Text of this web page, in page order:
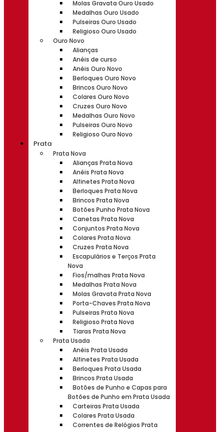
Molas Gravata Ouro Usado
Medalhas Ouro Usado
Pulseiras Ouro Usado
Religioso Ouro Usado
Ouro Novo
Alianças
Anéis de curso
Anéis Ouro Novo
Berloques Ouro Novo
Brincos Ouro Novo
Colares Ouro Novo
Cruzes Ouro Novo
Medalhas Ouro Novo
Pulseiras Ouro Novo
Religioso Ouro Novo
Prata
Prata Nova
Alianças Prata Nova
Anéis Prata Nova
Alfinetes Prata Nova
Berloques Prata Nova
Brincos Prata Nova
Botões Punho Prata Nova
Canetas Prata Nova
Conjuntos Prata Nova
Colares Prata Nova
Cruzes Prata Nova
Escapulários e Terços Prata
Nova
Fios/malhas Prata Nova
Medalhas Prata Nova
Molas Gravata Prata Nova
Porta-Chaves Prata Nova
Pulseiras Prata Nova
Religioso Prata Nova
Tiaras Prata Nova
Prata Usada
Anéis Prata Usada
Alfinetes Prata Usada
Berloques Prata Usada
Brincos Prata Usada
Botões de Punho e Capas para
Botões de Punho em Prata Usada
Carteiras Prata Usada
Colares Prata Usada
Correntes de Relógios Prata